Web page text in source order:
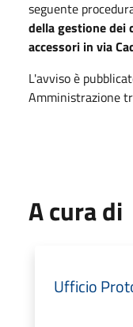
seguente
della gestione dei
accessori in via
L'avviso è
Amministrazione
A cura di
Ufficio